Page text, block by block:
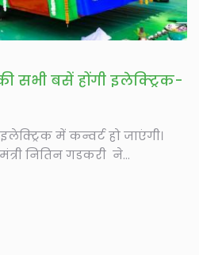
सभी बसें होंगी इलेक्ट्रिक-
में कन्वर्ट हो जाएंगी।
नितिन गडकरी ने...